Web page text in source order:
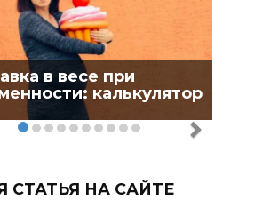
в весе при
калькулятор
СТАТЬЯ НА САЙТЕ